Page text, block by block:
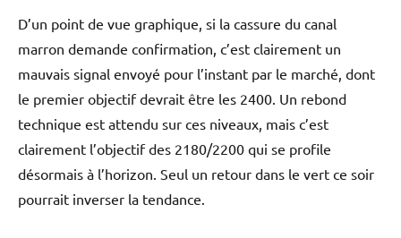
D’un point de vue graphique, si la cassure du canal
marron demande confirmation, c’est clairement un
mauvais signal envoyé pour l’instant par le marché, dont
le premier objectif devrait être les 2400. Un rebond
technique est attendu sur ces niveaux, mais c’est
clairement l’objectif des 2180/2200 qui se profile
désormais à l’horizon. Seul un retour dans le vert ce soir
pourrait inverser la tendance.